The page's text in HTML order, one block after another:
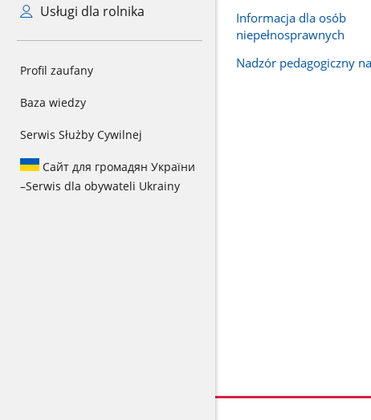
Usługi dla rolnika
Profil zaufany
Baza wiedzy
Serwis Służby Cywilnej
Сайт для громадян України
–Serwis dla obywateli Ukrainy
Informacja dla osób
niepełnosprawnych
Nadzór pedagogiczny